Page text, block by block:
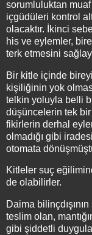
sorumluluktan
içgüdüleri kontrol
olacaktır. İkinci
his ve eylemler,
terk etmesini
Bir kitle içinde
kişiliğinin yok
telkin yoluyla belli
düşüncelerin tek
fikirlerin derhal
olmadığı gibi
otomata
Kitleler suç
de olabilirler.
Daima
teslim olan,
gibi şiddetli